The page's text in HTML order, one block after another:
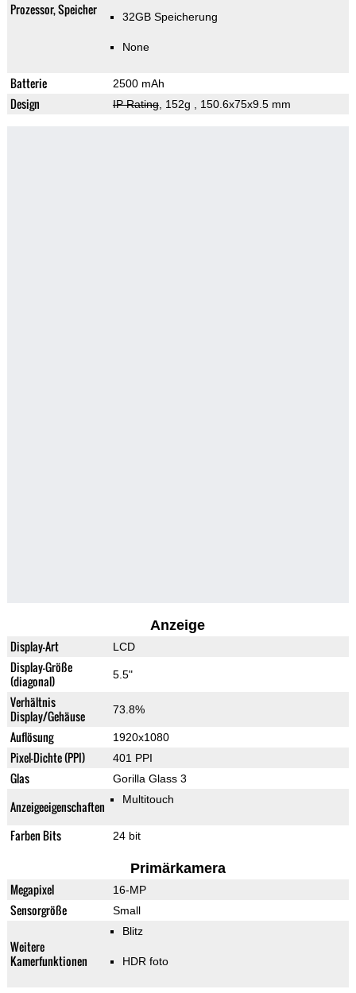
Prozessor, Speicher 32GB Speicherung
None
Batterie 2500 mAh
Design IP Rating, 152g , 150.6x75x9.5 mm
Anzeige
Display-Art LCD
Display-Größe
(diagonal)
5.5"
Verhältnis
Display/Gehäuse
73.8%
Auflösung 1920x1080
Pixel-Dichte (PPI) 401 PPI
Glas Gorilla Glass 3
Anzeigeeigenschaften Multitouch
Farben Bits 24 bit
Primärkamera
Megapixel 16-MP
Sensorgröße Small
Weitere
Kamerfunktionen
Blitz
HDR foto